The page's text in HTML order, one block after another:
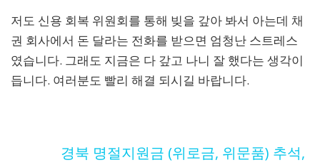
저도 신용 회복 위원회를 통해 빚을 갚아 봐서 아는데 채
권 회사에서 돈 달라는 전화를 받으면 엄청난 스트레스
였습니다. 그래도 지금은 다 갚고 나니 잘 했다는 생각이
듭니다. 여러분도 빨리 해결 되시길 바랍니다.
경북 명절지원금 (위로금, 위문품) 추석,